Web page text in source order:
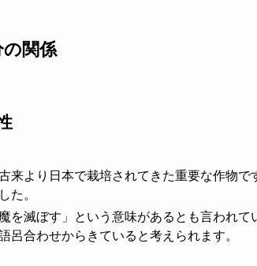
関係
来より日本で栽培されてきた重要な作物
た。
を滅ぼす」という意味があるとも言われ
呂合わせからきていると考えられます。